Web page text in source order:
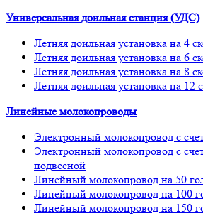
Универсальная доильная станция (УДС)
Летняя доильная установка на 4
Летняя доильная установка на 6
Летняя доильная установка на 8
Летняя доильная установка на 12
Линейные молокопроводы
Электронный молокопровод с
Электронный молокопровод с
подвесной
Линейный молокопровод на 50
Линейный молокопровод на 100
Линейный молокопровод на 150